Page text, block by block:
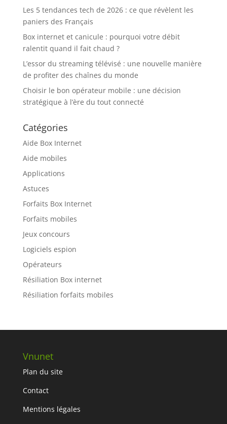
Les 5 tendances tech de 2026 : ce que révèlent les
paniers des Français
Box internet et canicule : pourquoi votre débit
ralentit quand il fait chaud ?
L’essor du streaming télévisé : une nouvelle manière
de profiter des chaînes du monde
Choisir le bon opérateur mobile : une décision
stratégique à l’ère du tout connecté
Catégories
Aide Box Internet
Aide mobiles
Applications
Astuces
Forfaits Box Internet
Forfaits mobiles
Jeux concours
Logiciels espion
Opérateurs
Résiliation Box internet
Résiliation forfaits mobiles
Vnunet
Plan du site
Contact
Mentions légales